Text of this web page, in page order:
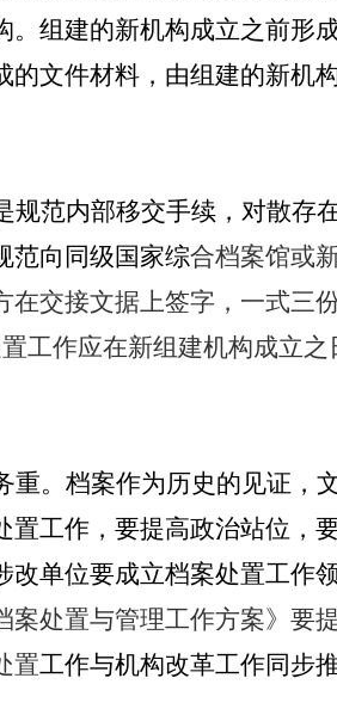
组建的新机构成立之前形
的文件材料，由组建的新机
范内部移交手续，对散存
范向同级国家综合档案馆或
交接文据上签字，一式三
工作应在新组建机构成立之
。档案作为历史的见证，
工作，要提高政治站位，
改单位要成立档案处置工作
案处置与管理工作方案》要
置工作与机构改革工作同步